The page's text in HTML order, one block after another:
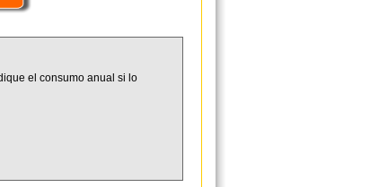
el consumo anual si lo